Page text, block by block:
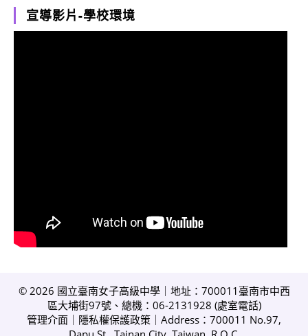
宣導影片-學校環境
© 2026 國立臺南女子高級中學｜地址：700011臺南市中西
區大埔街97號、總機：06-2131928 (處室電話)
管理介面
隱私權保護政策 ｜Address：700011 No.97,